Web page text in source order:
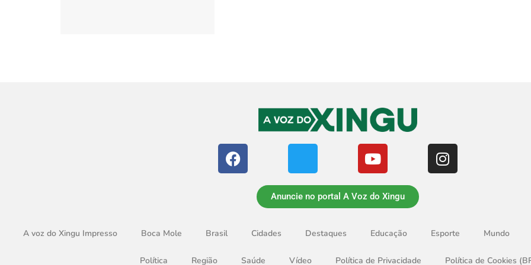
Anuncie no portal A Voz do Xingu
A voz do Xingu Impresso Boca Mole Brasil Cidades Destaques Educação Esporte Mundo
Política Região Saúde Vídeo Política de Privacidade Política de Cookies